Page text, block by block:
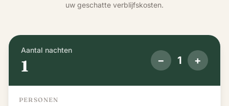
uw geschatte verblijfskosten.
Aantal nachten
1 − 1 +
PERSONEN